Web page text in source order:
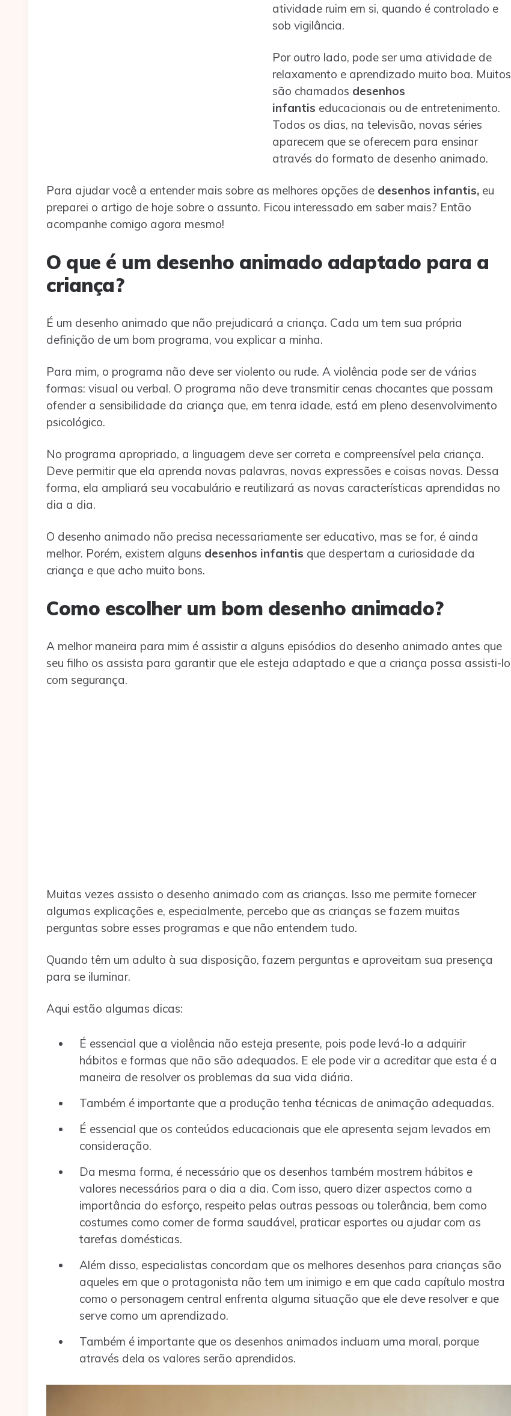
atividade ruim em si, quando é controlado e
sob vigilância.
Por outro lado, pode ser uma atividade de
relaxamento e aprendizado muito boa. Muitos
são chamados desenhos
infantis educacionais ou de entretenimento.
Todos os dias, na televisão, novas séries
aparecem que se oferecem para ensinar
através do formato de desenho animado.
Para ajudar você a entender mais sobre as melhores opções de desenhos infantis, eu
preparei o artigo de hoje sobre o assunto. Ficou interessado em saber mais? Então
acompanhe comigo agora mesmo!
O que é um desenho animado adaptado para a
criança?
É um desenho animado que não prejudicará a criança. Cada um tem sua própria
definição de um bom programa, vou explicar a minha.
Para mim, o programa não deve ser violento ou rude. A violência pode ser de várias
formas: visual ou verbal. O programa não deve transmitir cenas chocantes que possam
ofender a sensibilidade da criança que, em tenra idade, está em pleno desenvolvimento
psicológico.
No programa apropriado, a linguagem deve ser correta e compreensível pela criança.
Deve permitir que ela aprenda novas palavras, novas expressões e coisas novas. Dessa
forma, ela ampliará seu vocabulário e reutilizará as novas características aprendidas no
dia a dia.
O desenho animado não precisa necessariamente ser educativo, mas se for, é ainda
melhor. Porém, existem alguns desenhos infantis que despertam a curiosidade da
criança e que acho muito bons.
Como escolher um bom desenho animado?
A melhor maneira para mim é assistir a alguns episódios do desenho animado antes que
seu filho os assista para garantir que ele esteja adaptado e que a criança possa assisti-lo
com segurança.
Muitas vezes assisto o desenho animado com as crianças. Isso me permite fornecer
algumas explicações e, especialmente, percebo que as crianças se fazem muitas
perguntas sobre esses programas e que não entendem tudo.
Quando têm um adulto à sua disposição, fazem perguntas e aproveitam sua presença
para se iluminar.
Aqui estão algumas dicas:
É essencial que a violência não esteja presente, pois pode levá-lo a adquirir
hábitos e formas que não são adequados. E ele pode vir a acreditar que esta é a
maneira de resolver os problemas da sua vida diária.
Também é importante que a produção tenha técnicas de animação adequadas.
É essencial que os conteúdos educacionais que ele apresenta sejam levados em
consideração.
Da mesma forma, é necessário que os desenhos também mostrem hábitos e
valores necessários para o dia a dia. Com isso, quero dizer aspectos como a
importância do esforço, respeito pelas outras pessoas ou tolerância, bem como
costumes como comer de forma saudável, praticar esportes ou ajudar com as
tarefas domésticas.
Além disso, especialistas concordam que os melhores desenhos para crianças são
aqueles em que o protagonista não tem um inimigo e em que cada capítulo mostra
como o personagem central enfrenta alguma situação que ele deve resolver e que
serve como um aprendizado.
Também é importante que os desenhos animados incluam uma moral, porque
através dela os valores serão aprendidos.